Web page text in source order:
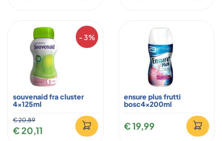
- 3%
souvenaid fra cluster
4x125ml
€ 20,89
€ 20,11
ensure plus frutti
bosc4x200ml
€ 19,99